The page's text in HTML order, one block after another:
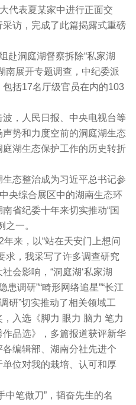
代表夏某家中进行正面交
访，完成了此篇揭露式重磅
赴洞庭湖督察拆除“私家湖
南展开专题调查，中纪委派
括17名厅级官员在内的103
，人民日报、中央电视台等
势和力度空前的洞庭湖生态
湖生态保护工作的历史转折
态整治成为习近平总书记参
央综合展区中的湖南生态环
省纪委十年来切实推动“国
之一。
来，以“站在天安门上想问
求，我采写了许多调查研究
会影响，“洞庭湖‘私家湖
患调研”“畸形网络追星”“长江
研”切实推动了相关领域工
入选《脚力 眼力 脑力 笔力
品选》，多篇报道获评新华
编辑部、湖南分社先进个
位对我的栽培、认可和厚
中笔做刀”，韬奋先生的名